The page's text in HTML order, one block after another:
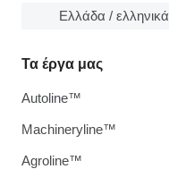
Ελλάδα / ελληνικά
Τα έργα μας
Autoline™
Machineryline™
Agroline™